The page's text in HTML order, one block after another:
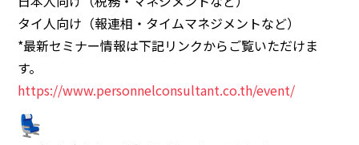
タイ人向け（報連相・タイムマネジメントなど）
*最新セミナー情報は下記リンクからご覧いただけま
す。
https://www.personnelconsultant.co.th/event/